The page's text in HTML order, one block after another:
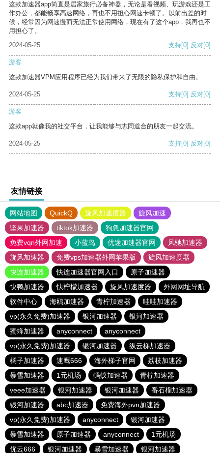
这款加速器app简直是居家旅行必备神器，无论是看视频、玩游戏还是工
作办公，都能畅享高速网络，再也不用担心网速卡顿了。以前出差的时
候，经常因为网速慢而无法正常使用网络，现在有了这个app，我再也不
用担心了。
2024-05-25
支持[0] 反对[0]
游客
这款加速器VPM应用程序已经为我们带来了无限的隐私保护和自由。
2024-05-25 支持[0] 反对[0]
游客
这款app就像我的社交平台，让我能够与志同道合的朋友一起交流。
2024-05-25 支持[0] 反对[0]
友情链接
网站地图 QuickQ 旋风加速度器
旋风加速
坚果加速器
tiktok加速器
狗急加速器官网
免费vqn外网加速
小蓝鸟 优途加速器官网
风驰加速器
旋风加速器
免费vps加速器外网苹果版
旋风加速度器
快连加速器
快连加速器官网入口
原子加速器
快鸭加速器
快柠檬加速器 旋风加速度器
外网网址导航
软件中心
海鸥加速器 青柠加速器
哇哇加速器
vp(永久免费)加速器
银河加速器
银河加速器
蜜蜂加速器
anyconnect
anyconnect
vp(永久免费)加速器
银河加速器
纵云梯加速器
橘子加速器
速鹰666 海外梯子官网
荔枝加速器
暴雪加速器
1元机场 蚂蚁加速器
青柠加速器
veee加速器
银河加速器 银河加速器
番石榴加速器
银河加速器
abc加速器
免费海外pvn加速器
vp(永久免费)加速器
anyconnect
银河加速器
暴雪加速器
原子加速器 anyconnect
1元机场
优云666
银河加速器 暴雪加速器 银河加速器